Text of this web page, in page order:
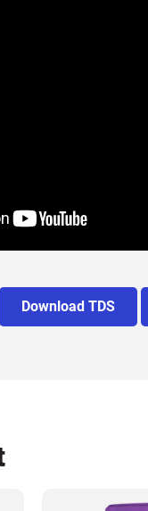
Download TDS